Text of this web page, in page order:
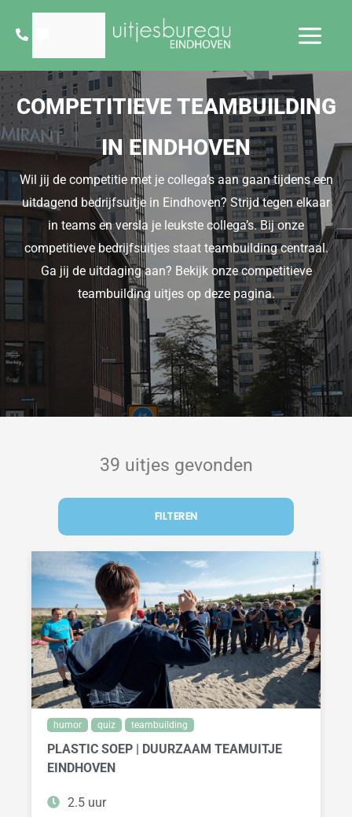
naar
inhoud
COMPETITIEVE TEAMBUILDING
IN EINDHOVEN
Wil jij de competitie met je collega’s aan gaan tijdens een
uitdagend bedrijfsuitje in Eindhoven? Strijd tegen elkaar
in teams en versla je leukste collega’s. Bij onze
competitieve bedrijfsuitjes staat teambuilding centraal.
Ga jij de uitdaging aan? Bekijk onze competitieve
teambuilding uitjes op deze pagina.
39 uitjes gevonden
FILTEREN
humor quiz teambuilding
PLASTIC SOEP | DUURZAAM TEAMUITJE
EINDHOVEN
2.5 uur